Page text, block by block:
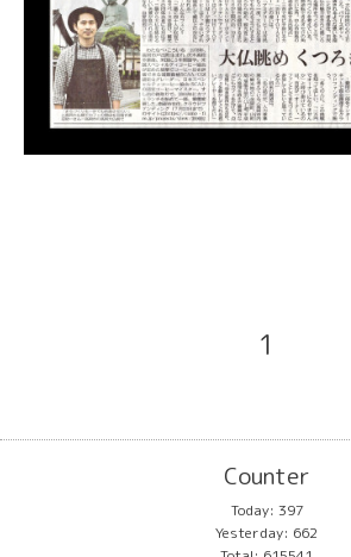
1
Counter
Today: 397
Yesterday: 662